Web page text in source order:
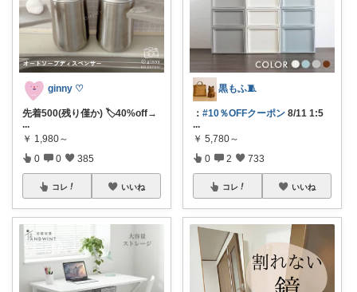
ginny ♡
先着500(残り僅か) 🏷️40%off→
...
￥ 1,980～
0 0 385
コレ いいね
黒もふ🧵
： #10％OFFクーポン 8/11 1:5
...
￥ 5,780～
0 2 733
コレ いいね